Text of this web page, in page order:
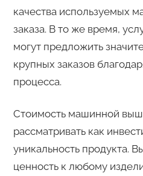
качества используемых
заказа. В то же время,
могут предложить
крупных заказов
процесса.
Стоимость машинной
рассматривать как
уникальность продукта.
ценность к любому